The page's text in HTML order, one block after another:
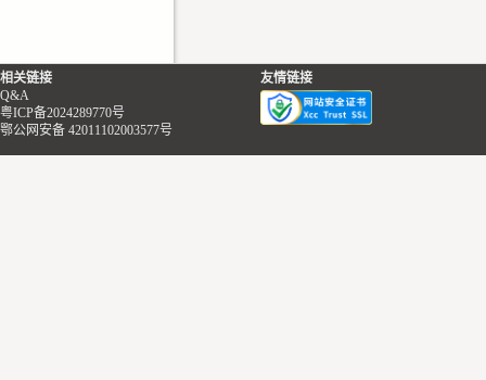
相关链接
Q&A
粤ICP备2024289770号
鄂公网安备 42011102003577号
友情链接